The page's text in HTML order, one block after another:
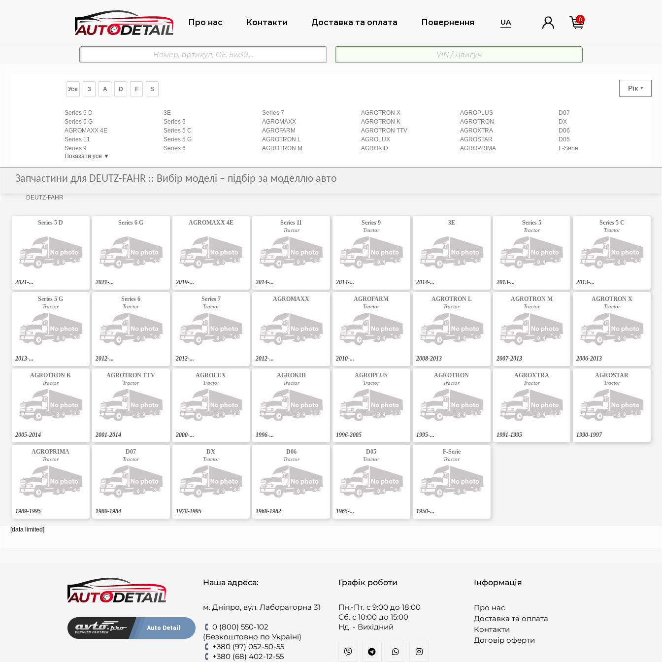
Про нас Контакти Доставка та оплата Повернення UA 0
Усе 3 A D F S Рік
Series 5 D
Series 6 G
AGROMAXX 4E
Series 11
Series 9
3E
Series 5
Series 5 C
Series 5 G
Series 6
Series 7
AGROMAXX
AGROFARM
AGROTRON L
AGROTRON M
AGROTRON X
AGROTRON K
AGROTRON TTV
AGROLUX
AGROKID
AGROPLUS
AGROTRON
AGROXTRA
AGROSTAR
AGROPRIMA
D07
DX
D06
D05
F-Serie
Показати усе ▼
Запчастини для DEUTZ-FAHR :: Вибір моделі – підбір за моделлю авто
DEUTZ-FAHR
Series 5 D
2021-...
Series 6 G
2021-...
AGROMAXX 4E
2019-...
Series 11
Tractor
2014-...
Series 9
Tractor
2014-...
3E
2014-...
Series 5
Tractor
2013-...
Series 5 C
Tractor
2013-...
Series 5 G
Tractor
2013-...
Series 6
Tractor
2012-...
Series 7
Tractor
2012-...
AGROMAXX
2012-...
AGROFARM
Tractor
2010-...
AGROTRON L
Tractor
2008-2013
AGROTRON M
Tractor
2007-2013
AGROTRON X
Tractor
2006-2013
AGROTRON K
Tractor
2005-2014
AGROTRON TTV
Tractor
2001-2014
AGROLUX
Tractor
2000-...
AGROKID
Tractor
1996-...
AGROPLUS
Tractor
1996-2005
AGROTRON
Tractor
1995-...
AGROXTRA
Tractor
1991-1995
AGROSTAR
Tractor
1990-1997
AGROPRIMA
Tractor
1989-1995
D07
Tractor
1980-1984
DX
Tractor
1978-1995
D06
Tractor
1968-1982
D05
Tractor
1965-...
F-Serie
Tractor
1950-...
[data limited]
Auto Detail
Наша адреса:
м. Дніпро, вул. Лабораторна 31
0 (800) 550-102
(Безкоштовно по Україні)
+380 (97) 052-50-55
+380 (68) 402-12-55
Графік роботи
Пн.-Пт. с 9:00 до 18:00
Cб. с 10:00 до 15:00
Нд. - Вихідний
Інформація
Про нас
Доставка та оплата
Контакти
Договір оферти